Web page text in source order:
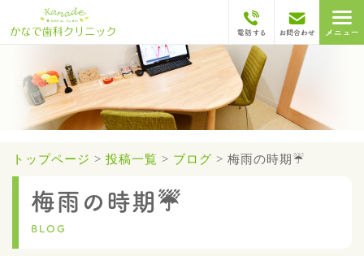
トップページ > 投稿一覧 > ブログ > 梅雨の時期☔️
梅雨の時期☔️
BLOG